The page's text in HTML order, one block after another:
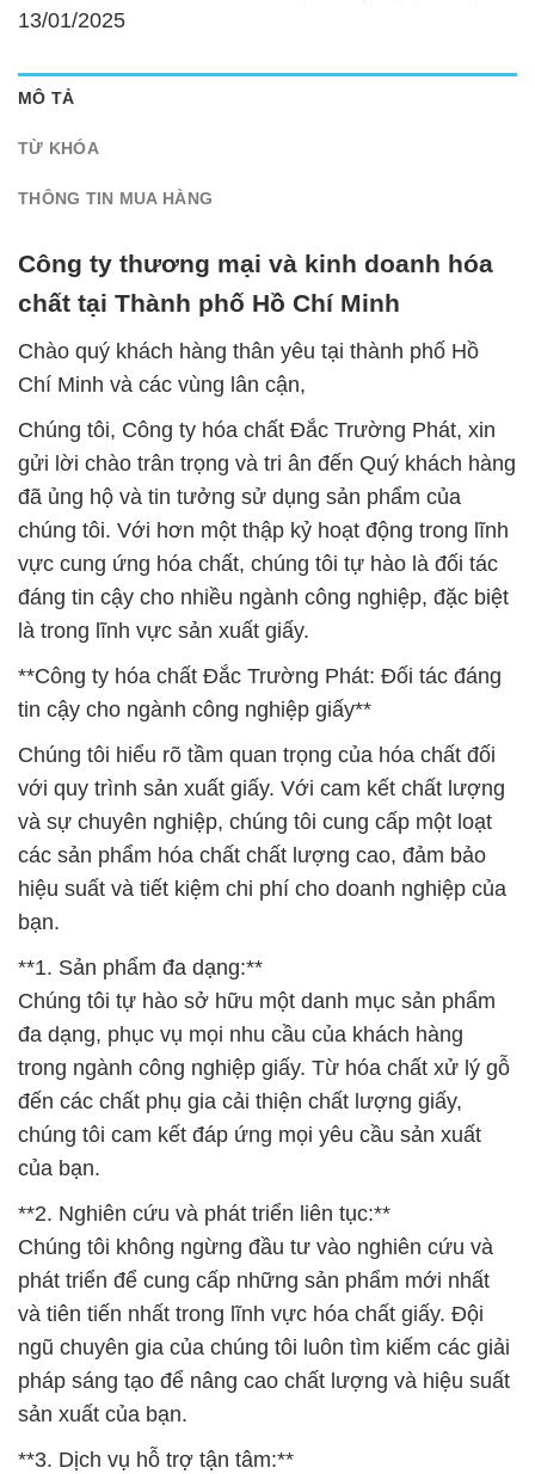
13/01/2025
MÔ TẢ
TỪ KHÓA
THÔNG TIN MUA HÀNG
Công ty thương mại và kinh doanh hóa
chất tại Thành phố Hồ Chí Minh
Chào quý khách hàng thân yêu tại thành phố Hồ
Chí Minh và các vùng lân cận,
Chúng tôi, Công ty hóa chất Đắc Trường Phát, xin
gửi lời chào trân trọng và tri ân đến Quý khách hàng
đã ủng hộ và tin tưởng sử dụng sản phẩm của
chúng tôi. Với hơn một thập kỷ hoạt động trong lĩnh
vực cung ứng hóa chất, chúng tôi tự hào là đối tác
đáng tin cậy cho nhiều ngành công nghiệp, đặc biệt
là trong lĩnh vực sản xuất giấy.
**Công ty hóa chất Đắc Trường Phát: Đối tác đáng
tin cậy cho ngành công nghiệp giấy**
Chúng tôi hiểu rõ tầm quan trọng của hóa chất đối
với quy trình sản xuất giấy. Với cam kết chất lượng
và sự chuyên nghiệp, chúng tôi cung cấp một loạt
các sản phẩm hóa chất chất lượng cao, đảm bảo
hiệu suất và tiết kiệm chi phí cho doanh nghiệp của
bạn.
**1. Sản phẩm đa dạng:**
Chúng tôi tự hào sở hữu một danh mục sản phẩm
đa dạng, phục vụ mọi nhu cầu của khách hàng
trong ngành công nghiệp giấy. Từ hóa chất xử lý gỗ
đến các chất phụ gia cải thiện chất lượng giấy,
chúng tôi cam kết đáp ứng mọi yêu cầu sản xuất
của bạn.
**2. Nghiên cứu và phát triển liên tục:**
Chúng tôi không ngừng đầu tư vào nghiên cứu và
phát triển để cung cấp những sản phẩm mới nhất
và tiên tiến nhất trong lĩnh vực hóa chất giấy. Đội
ngũ chuyên gia của chúng tôi luôn tìm kiếm các giải
pháp sáng tạo để nâng cao chất lượng và hiệu suất
sản xuất của bạn.
**3. Dịch vụ hỗ trợ tận tâm:**